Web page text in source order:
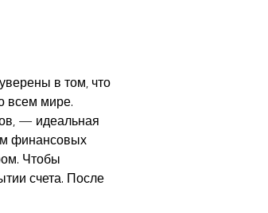
в том, что
всем мире.
— идеальная
финансовых
Чтобы
счета. После